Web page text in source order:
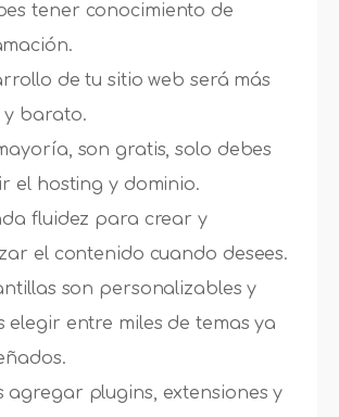
tener conocimiento de
de tu sitio web será más
barato.
son gratis, solo debes
el hosting y dominio.
fluidez para crear y
el contenido cuando desees.
son personalizables y
elegir entre miles de temas ya
agregar plugins, extensiones y